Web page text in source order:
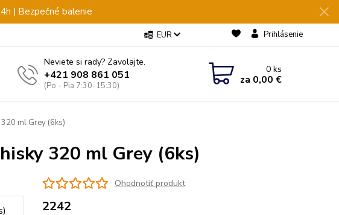
| Bezpečné balenie
EUR Prihlásenie
Neviete si rady? Zavolajte.
+421 908 861 051
(Po - Pia 7:30-15:30)
0ks
za 0,00 €
ml Grey (6ks)
320 ml Grey (6ks)
Ohodnotiť produkt
2242